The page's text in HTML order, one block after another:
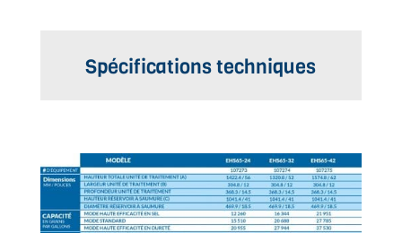
Spécifications techniques